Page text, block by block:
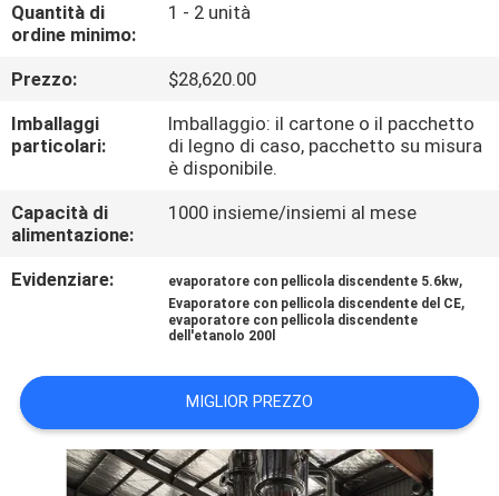
GIRO
DELLA
FABBRICA
CONTROLLO
DI
CONTATTICI
RICHIEDA
UNA
CITAZIONE
Quantità di
ordine minimo:
1 - 2 unità
Prezzo:
$28,620.00
Imballaggi
particolari:
Imballaggio: il cartone o il pacchetto
di legno di caso, pacchetto su misura
è disponibile.
Capacità di
alimentazione:
1000 insieme/insiemi al mese
Evidenziare: evaporatore con pellicola discendente 5.6kw,
Evaporatore con pellicola discendente del CE,
evaporatore con pellicola discendente
dell'etanolo 200l
MIGLIOR PREZZO